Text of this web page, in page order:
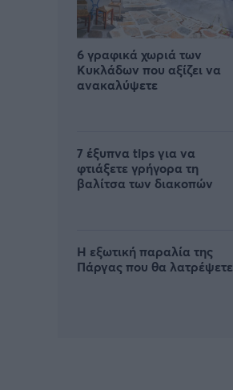
6 γραφικά χωριά των
Κυκλάδων που αξίζει να
ανακαλύψετε
7 έξυπνα tips για να
φτιάξετε γρήγορα τη
βαλίτσα των διακοπών
Η εξωτική παραλία της
Πάργας που θα λατρέψετε